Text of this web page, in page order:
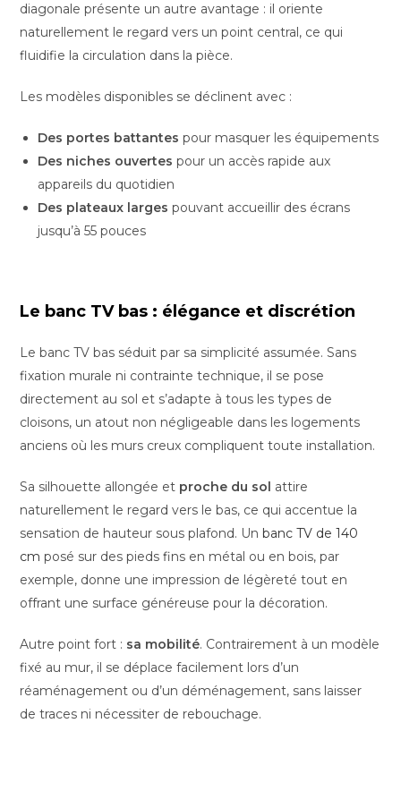
diagonale présente un autre avantage : il oriente
naturellement le regard vers un point central, ce qui
fluidifie la circulation dans la pièce.
Les modèles disponibles se déclinent avec :
Des portes battantes pour masquer les équipements
Des niches ouvertes pour un accès rapide aux
appareils du quotidien
Des plateaux larges pouvant accueillir des écrans
jusqu’à 55 pouces
Le banc TV bas : élégance et discrétion
Le banc TV bas séduit par sa simplicité assumée. Sans
fixation murale ni contrainte technique, il se pose
directement au sol et s’adapte à tous les types de
cloisons, un atout non négligeable dans les logements
anciens où les murs creux compliquent toute installation.
Sa silhouette allongée et proche du sol attire
naturellement le regard vers le bas, ce qui accentue la
sensation de hauteur sous plafond. Un banc TV de 140
cm posé sur des pieds fins en métal ou en bois, par
exemple, donne une impression de légèreté tout en
offrant une surface généreuse pour la décoration.
Autre point fort : sa mobilité. Contrairement à un modèle
fixé au mur, il se déplace facilement lors d’un
réaménagement ou d’un déménagement, sans laisser
de traces ni nécessiter de rebouchage.